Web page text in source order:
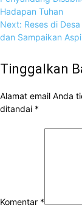
Hadapan Tuhan
Next: Reses di
dan Sampaikan
Tinggalkan
Alamat email Anda
ditandai *
Komentar *